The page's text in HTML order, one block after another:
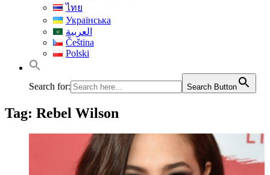
ไทย
Українська
العربية
Čeština
Polski
Search for: Search Button
Tag: Rebel Wilson